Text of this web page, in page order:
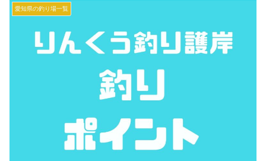
愛知県の釣り場一覧